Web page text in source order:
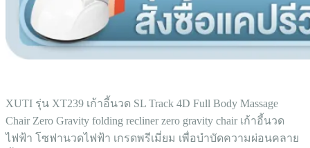
XUTI รุ่น XT239 เก้าอี้นวด SL Track 4D Full Body Massage
Chair Zero Gravity folding recliner zero gravity chair เก้าอี้นวด
ไฟฟ้า โซฟานวดไฟฟ้า เกรดพรีเมี่ยม เพื่อบำบัดความผ่อนคลาย